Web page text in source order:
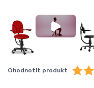
Ohodnotit produkt